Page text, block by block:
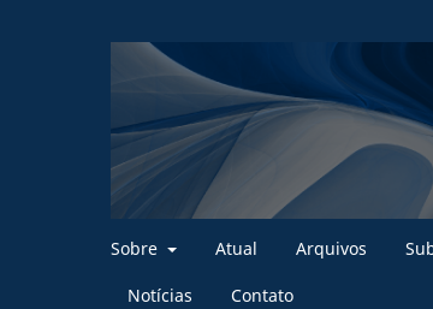
Sobre Atual Arquivos
Notícias Contato